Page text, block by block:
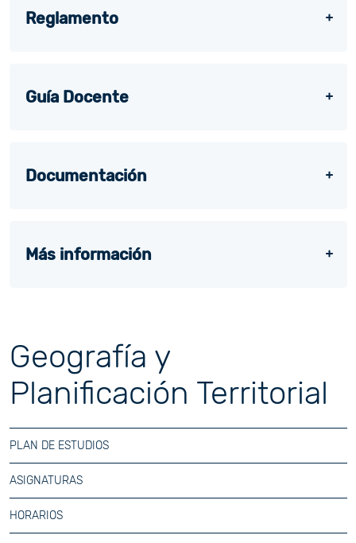
Reglamento
Guía Docente
Documentación
Más información
Geografía y
Planificación Territorial
PLAN DE ESTUDIOS
ASIGNATURAS
HORARIOS